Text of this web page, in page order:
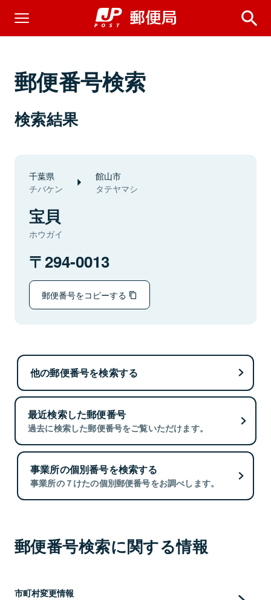
郵便番号検索
検索結果
千葉県
チバケン
館山市
タテヤマシ
宝貝
ホウガイ
294-0013
郵便番号をコピーする
他の郵便番号を検索する
最近検索した郵便番号
過去に検索した郵便番号をご覧いただけます。
事業所の個別番号を検索する
事業所の７けたの個別郵便番号をお調べします。
郵便番号検索に関する情報
市町村変更情報